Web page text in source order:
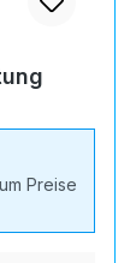
um Preise